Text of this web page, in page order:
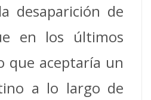
desaparición de
en los últimos
que aceptaría un
a lo largo de